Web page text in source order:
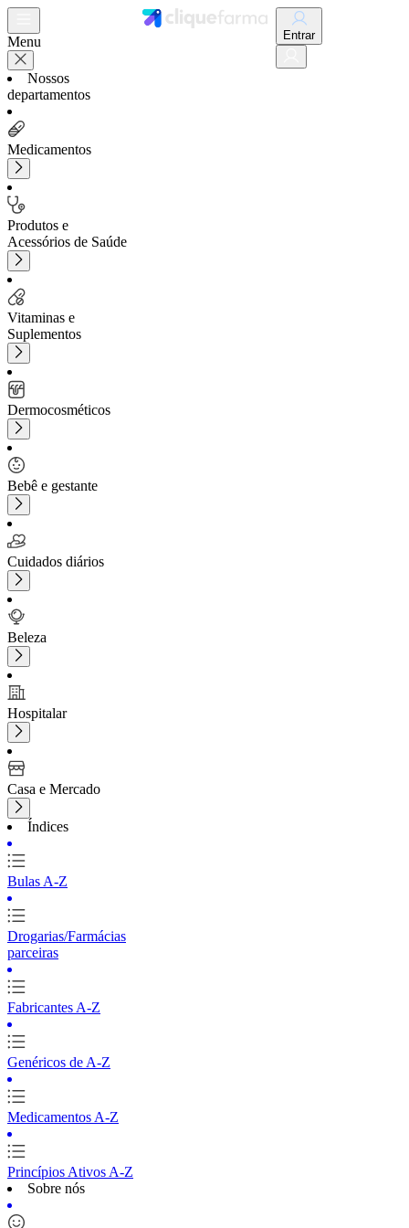
Menu
Nossos
departamentos
Medicamentos
Produtos e
Acessórios de Saúde
Vitaminas e
Suplementos
Dermocosméticos
Bebê e gestante
Cuidados diários
Beleza
Hospitalar
Casa e Mercado
Índices
Bulas A-Z
Drogarias/Farmácias
parceiras
Fabricantes A-Z
Genéricos de A-Z
Medicamentos A-Z
Princípios Ativos A-Z
Sobre nós
Entrar